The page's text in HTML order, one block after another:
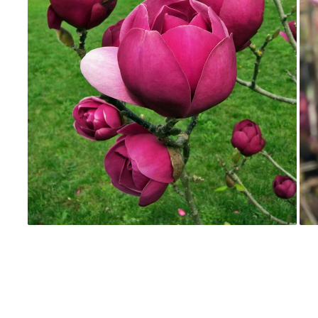
Corn
Smochin
Kaki
Mosmon
Migdal
Cires